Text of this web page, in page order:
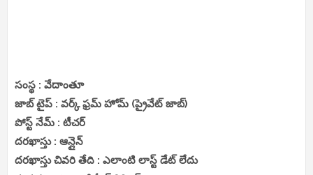
సంస్థ : వేదాంతూ
జాబ్ టైప్ : వర్క్ ఫ్రమ్ హోమ్ (ప్రైవేట్ జాబ్)
పోస్ట్ నేమ్ : టీచర్
దరఖాస్తు : ఆన్లైన్
దరఖాస్తు చివరి తేది : ఎలాంటి లాస్ట్ డేట్ లేదు